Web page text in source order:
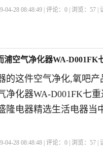
04-28 08:48:49 | 评论：0 | 浏览：57 |
空气净化器WA-D001FK
的这件空气净化,氧吧产
净化器WA-D001FK七
隆电器精选生活电器
04-28 08:48:48 | 评论：0 | 浏览：57 |